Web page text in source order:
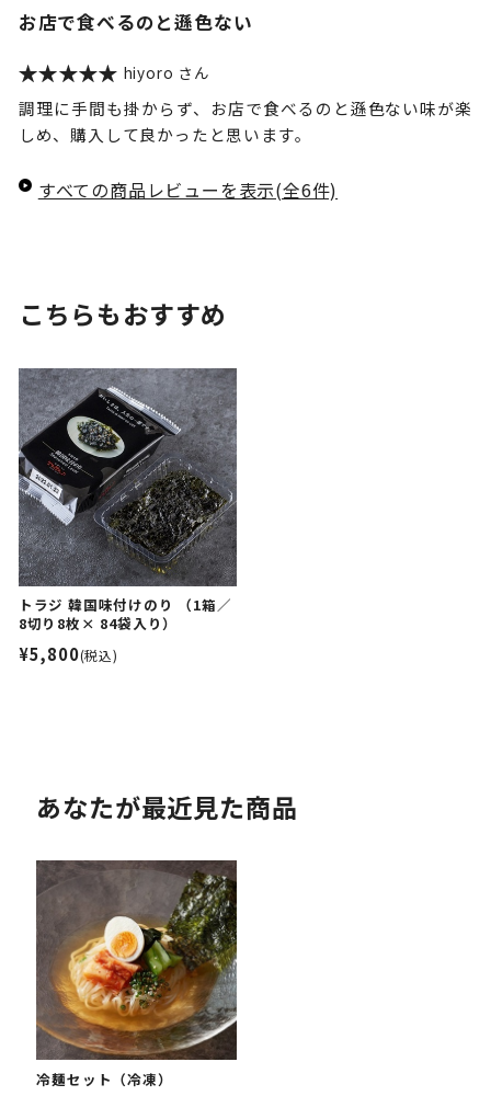
お店で食べるのと遜色ない
hiyoro
調理に手間も掛からず、お店で食べるのと遜色ない味が楽
しめ、購入して良かったと思います。
すべての商品レビューを表示(全6件)
こちらもおすすめ
トラジ 韓国味付けのり （1箱／
8切り8枚× 84袋入り）
¥5,800(税込)
あなたが最近見た商品
冷麺セット（冷凍）